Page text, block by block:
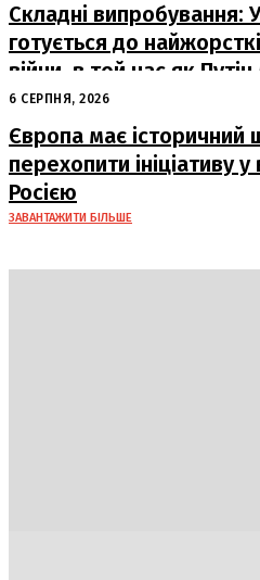
Складні випробування:
готується до
війни, в той час як
капітулювати навесні
6 СЕРПНЯ, 2026
Європа має історичний
перехопити ініціативу у
Росією
ЗАВАНТАЖИТИ БІЛЬШЕ